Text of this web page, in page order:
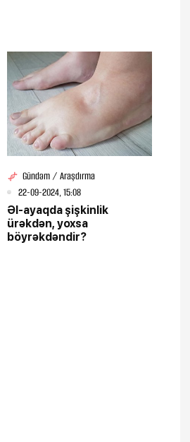
Gündəm / Araşdırma
22-09-2024, 15:08
Əl-ayaqda şişkinlik
ürəkdən, yoxsa
böyrəkdəndir?